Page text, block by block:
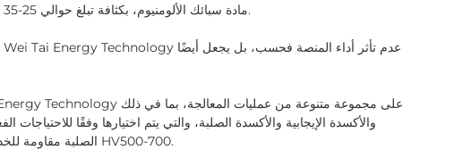
مادة سبائك الألومنيوم، بكثافة تبلغ حوالي 25-35 كجم لكل متر مربع. الحاملة 30 كجم دون تشوه.
الصلبة مقاومة للخدش والتآكل، وصلابة سطحها يمكن أن تصل إلى HV500-700.